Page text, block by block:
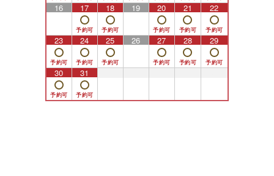
16 17 18 19 20 21 22
23 24 25 26 27 28 29
30 31